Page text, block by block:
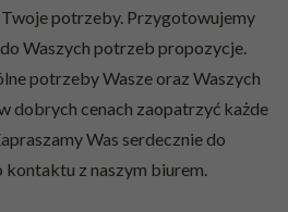
Twoje potrzeby. Przygotowujemy
Waszych potrzeb propozycje.
potrzeby Wasze oraz Waszych
dobrych cenach zaopatrzyć każde
Was serdecznie do
kontaktu z naszym biurem.